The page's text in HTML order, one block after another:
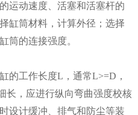
运动速度、活塞和活塞杆的
缸筒材料，计算外径；选择
筒的连接强度。
的工作长度L ，通常L>=D ，
长，应进行纵向弯曲强度校核
设计缓冲、排气和防尘等装